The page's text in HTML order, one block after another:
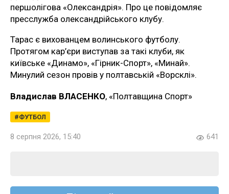
першолігова «Олександрія». Про це повідомляє
пресслужба олександрійського клубу.
Тарас є вихованцем волинського футболу.
Протягом кар’єри виступав за такі клуби, як
київське «Динамо», «Гірник-Спорт», «Минай».
Минулий сезон провів у полтавській «Ворсклі».
Владислав ВЛАСЕНКО, «Полтавщина Спорт»
ФУТБОЛ
8 серпня 2026, 15:40 641